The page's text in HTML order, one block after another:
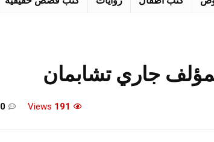
جاري تشابمان
191
0